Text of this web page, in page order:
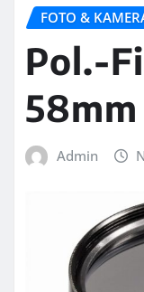
FOTO &
Pol.-
58mm
Admin